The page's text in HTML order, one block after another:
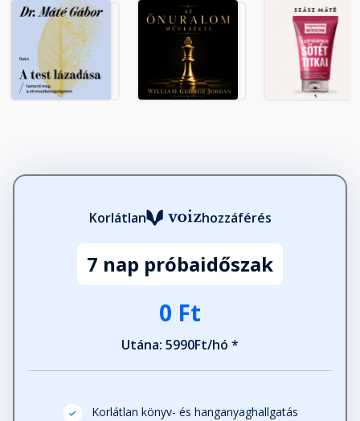
Fejezet hossza: 00:18:41
Meditáció: Kapcsolatteremtés a
felsőbbrendű éneddel - bevezető
Fejezet hossza: 00:00:29
Korlátlan hozzáférés
7 nap próbaidőszak
0 Ft
Utána: 5990Ft/hó *
Korlátlan könyv- és hanganyaghallgatás